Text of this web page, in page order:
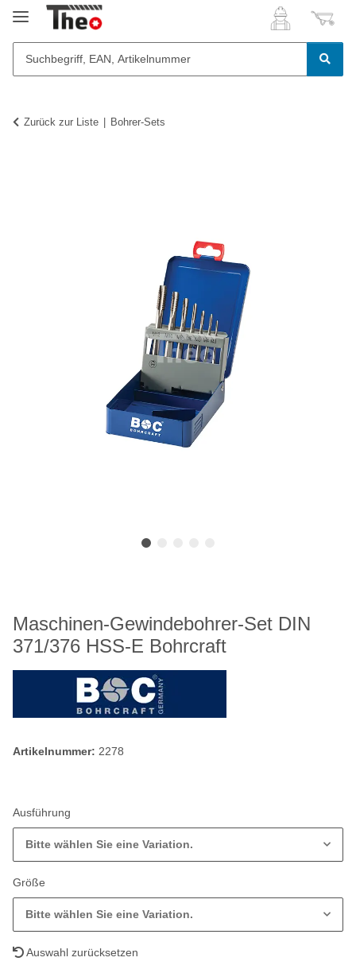
Zurück zur Liste Bohrer-Sets
Maschinen-Gewindebohrer-Set DIN
371/376 HSS-E Bohrcraft
Artikelnummer: 2278
Ausführung
Bitte wählen Sie eine Variation.
Größe
Bitte wählen Sie eine Variation.
Auswahl zurücksetzen